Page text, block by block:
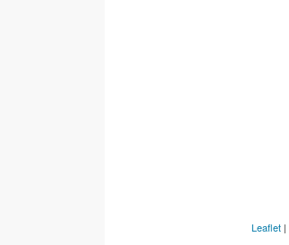
Leaflet |